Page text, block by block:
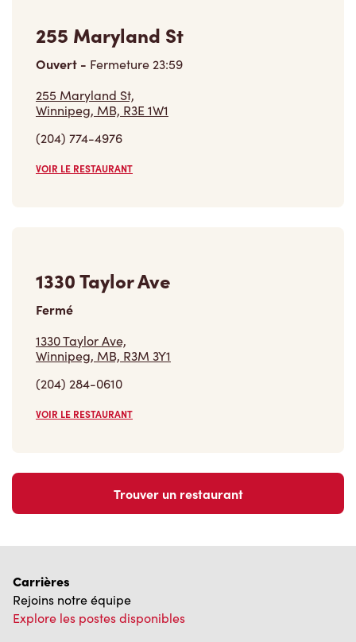
255 Maryland St
Ouvert - Fermeture23:59
255 Maryland St,
Winnipeg, MB, R3E 1W1
(204) 774-4976
VOIR LE RESTAURANT
1330 Taylor Ave
Fermé
1330 Taylor Ave,
Winnipeg, MB, R3M 3Y1
(204) 284-0610
VOIR LE RESTAURANT
Trouver un restaurant
Carrières
Rejoins notre équipe
Explore les postes disponibles